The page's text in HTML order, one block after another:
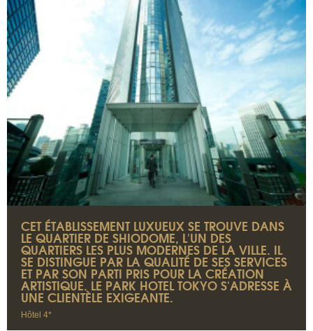
CET ÉTABLISSEMENT LUXUEUX SE TROUVE DANS
LE QUARTIER DE SHIODOME, L'UN DES
QUARTIERS LES PLUS MODERNES DE LA VILLE. IL
SE DISTINGUE PAR LA QUALITÉ DE SES SERVICES
ET PAR SON PARTI PRIS POUR LA CRÉATION
ARTISTIQUE. LE PARK HOTEL TOKYO S'ADRESSE À
UNE CLIENTÈLE EXIGEANTE.
Hôtel 4*